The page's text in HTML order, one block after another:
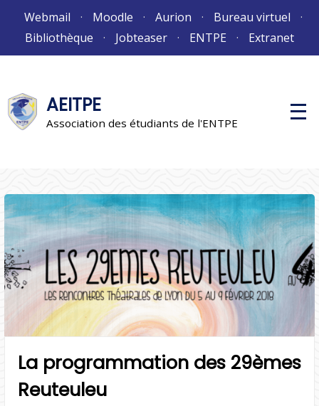
Webmail Moodle Aurion
Bureau virtuel
Bibliothèque
Jobteaser ENTPE Extranet
AEITPE
Association des étudiants de l'ENTPE
M
e
c
i
p
a
l
La programmation des 29èmes
Reuteuleu